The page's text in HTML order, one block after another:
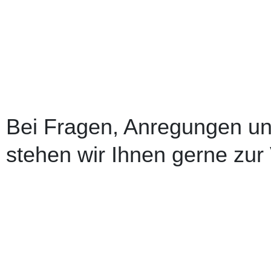
Bei Fragen, Anregungen
stehen wir Ihnen gerne zur